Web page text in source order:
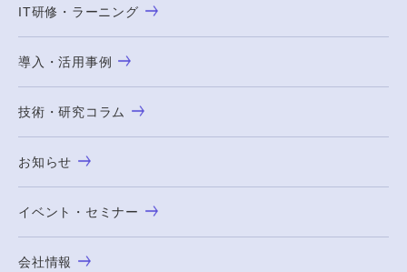
IT研修・ラーニング
導入・活用事例
技術・研究コラム
お知らせ
イベント・セミナー
会社情報